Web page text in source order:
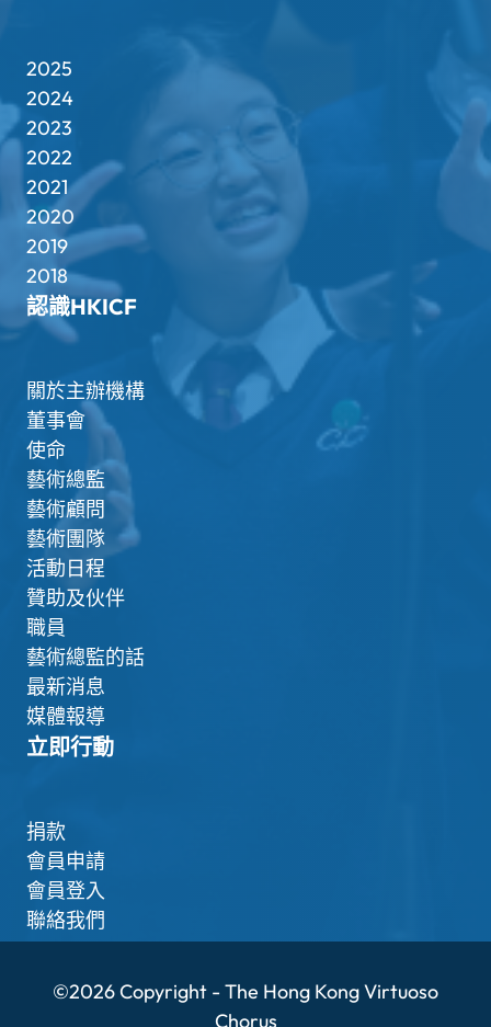
2025
2024
2023
2022
2021
2020
2019
2018
認識HKICF
關於主辦機構
董事會
使命
藝術總監
藝術顧問
藝術團隊
活動日程
贊助及伙伴
職員
藝術總監的話
最新消息
媒體報導
立即行動
捐款
會員申請
會員登入
聯絡我們
©2026 Copyright - The Hong Kong Virtuoso
Chorus